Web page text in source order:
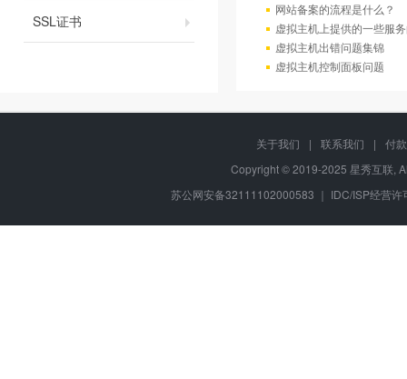
SSL证书
网站备案的流程是什么？
虚拟主机上提供的一些服
虚拟主机出错问题集锦
虚拟主机控制面板问题
关于我们 | 联系我们 |
付
Copyright © 2019-2025 星秀互联,
苏公网安备32111102000583 ｜ IDC/ISP经营